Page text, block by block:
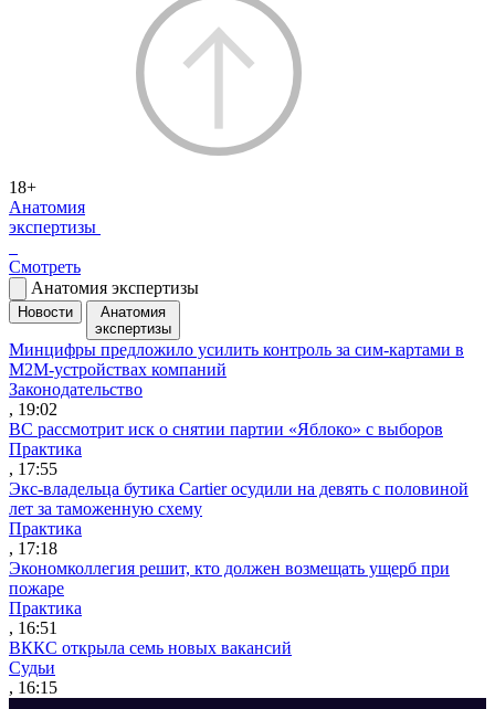
18+
Анатомия
экспертизы
Смотреть
Анатомия экспертизы
Новости
Анатомия
экспертизы
Минцифры предложило усилить контроль за сим-картами в
M2M-устройствах компаний
Законодательство
, 19:02
ВС рассмотрит иск о снятии партии «Яблоко» с выборов
Практика
, 17:55
Экс-владельца бутика Cartier осудили на девять с половиной
лет за таможенную схему
Практика
, 17:18
Экономколлегия решит, кто должен возмещать ущерб при
пожаре
Практика
, 16:51
ВККС открыла семь новых вакансий
Судьи
, 16:15